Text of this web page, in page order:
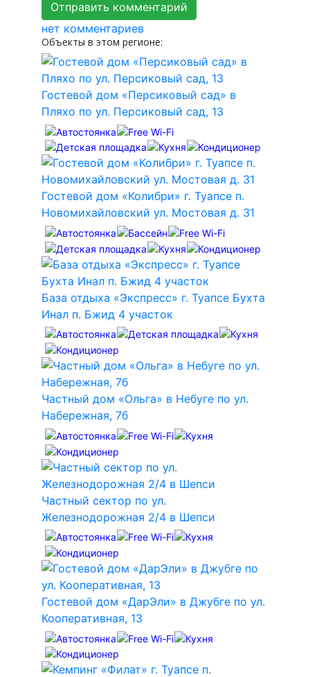
нет комментариев
Объекты в этом регионе:
Гостевой дом «Персиковый сад» в
Пляхо по ул. Персиковый сад, 13
Гостевой дом «Колибри» г. Туапсе п.
Новомихайловский ул. Мостовая д. 31
База отдыха «Экспресс» г. Туапсе Бухта
Инал п. Бжид 4 участок
Частный дом «Ольга» в Небуге по ул.
Набережная, 7б
Частный сектор по ул.
Железнодорожная 2/4 в Шепси
Гостевой дом «ДарЭли» в Джубге по ул.
Кооперативная, 13